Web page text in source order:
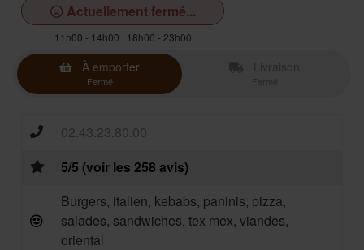
Actuellement fermé...
11h00 - 14h00 | 18h00 - 23h00
À emporter
Fermé
02.43.23.80.00
5/5 (voir les 258 avis)
Burgers, italien, kebabs, paninis, pizza,
salades, sandwiches, tex mex, viandes,
oriental